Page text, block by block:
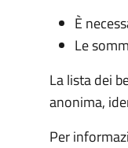
È
Le
La lista dei
anonima,
Per